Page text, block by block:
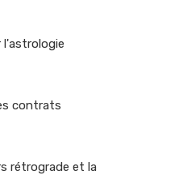
l'astrologie
contrats
rétrograde et la